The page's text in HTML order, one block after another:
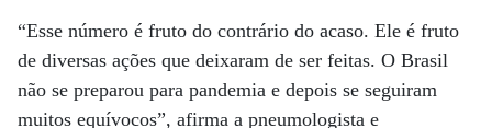
“Esse número é fruto do contrário do acaso. Ele é fruto
de diversas ações que deixaram de ser feitas. O Brasil
não se preparou para pandemia e depois se seguiram
muitos equívocos”, afirma a pneumologista e